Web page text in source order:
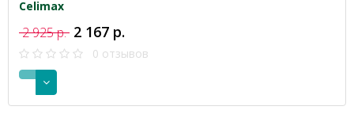
Celimax
2 925 р. 2 167 р.
0 отзывов